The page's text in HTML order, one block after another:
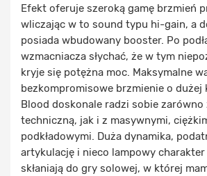
Efekt oferuje szeroką gamę brzmień
wliczając w to sound typu hi-gain, a
posiada wbudowany booster. Po
wzmacniacza słychać, że w tym
kryje się potężna moc. Maksymalne
bezkompromisowe brzmienie o dużej
Blood doskonale radzi sobie zarówno
techniczną, jak i z masywnymi,
podkładowymi. Duża dynamika,
artykulację i nieco lampowy
skłaniają do gry solowej, w której